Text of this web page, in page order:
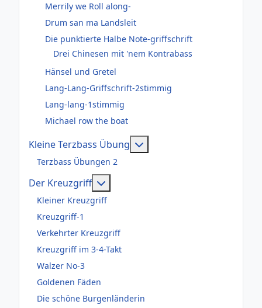
Merrily we Roll along-
Drum san ma Landsleit
Die punktierte Halbe Note-griffschrift
Drei Chinesen mit 'nem Kontrabass
Hänsel und Gretel
Lang-Lang-Griffschrift-2stimmig
Lang-lang-1stimmig
Michael row the boat
Kleine Terzbass Übung
Terzbass Übungen 2
Der Kreuzgriff
Kleiner Kreuzgriff
Kreuzgriff-1
Verkehrter Kreuzgriff
Kreuzgriff im 3-4-Takt
Walzer No-3
Goldenen Fäden
Die schöne Burgenländerin